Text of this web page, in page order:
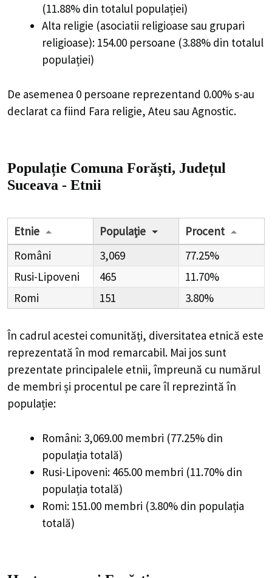
(11.88% din totalul populației)
Alta religie (asociatii religioase sau grupari
religioase): 154.00 persoane (3.88% din totalul
populației)
De asemenea 0 persoane reprezentand 0.00% s-au
declarat ca fiind Fara religie, Ateu sau Agnostic.
Populație Comuna Forăști, Județul
Suceava - Etnii
Etnie Populație
Procent
Români
3,069
77.25%
Rusi-Lipoveni
465
11.70%
Romi
151 3.80%
În cadrul acestei comunități, diversitatea etnică este
reprezentată în mod remarcabil. Mai jos sunt
prezentate principalele etnii, împreună cu numărul
de membri și procentul pe care îl reprezintă în
populație:
Români: 3,069.00 membri (77.25% din
populația totală)
Rusi-Lipoveni: 465.00 membri (11.70% din
populația totală)
Romi: 151.00 membri (3.80% din populația
totală)